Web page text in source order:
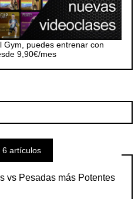
Gym, puedes entrenar con
9,90€/mes
6 artículos
vs Pesadas más Potentes